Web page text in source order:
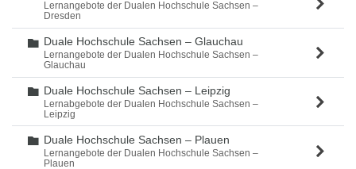
Lernangebote der Dualen Hochschule Sachsen –
Dresden
Ordner
Duale Hochschule Sachsen – Glauchau
Lernangebote der Dualen Hochschule Sachsen –
Glauchau
Ordner
Duale Hochschule Sachsen – Leipzig
Lernabgebote der Dualen Hochschule Sachsen –
Leipzig
Ordner
Duale Hochschule Sachsen – Plauen
Lernangebote der Dualen Hochschule Sachsen –
Plauen